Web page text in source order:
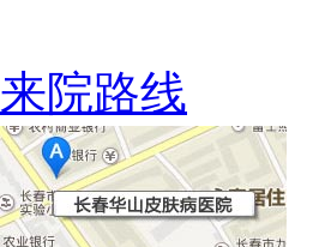
来院路线